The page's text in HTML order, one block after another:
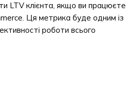
LTV клієнта, якщо ви працюєте
Ця метрика буде одним із
роботи всього